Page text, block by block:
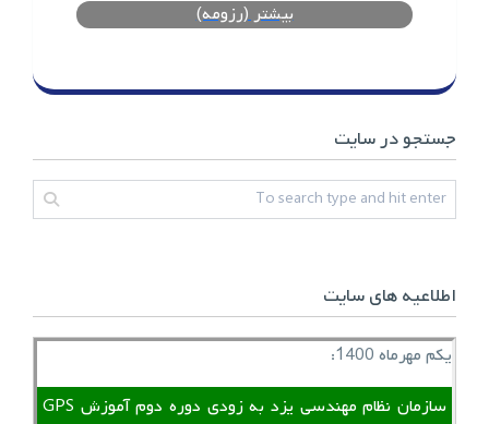
بیشتر (رزومه)
جستجو در سایت
اطلاعیه های سایت
یکم مهرماه 1400:
سازمان نظام مهندسی یزد به زودی دوره دوم آموزش GPS